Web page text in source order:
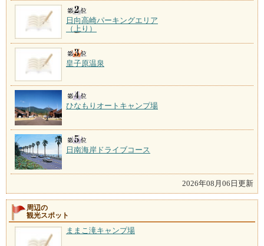
日向高崎パーキングエリア
（上り）
皇子原温泉
ひなもりオートキャンプ場
日南海岸ドライブコース
2026年08月06日更新
周辺の
観光スポット
ままこ滝キャンプ場